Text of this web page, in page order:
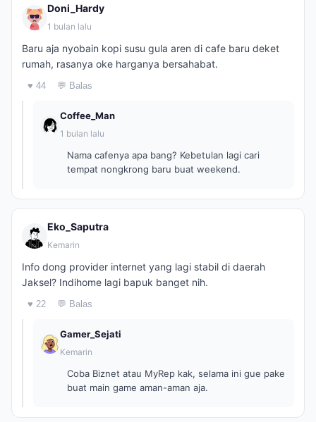
Doni_Hardy
1 bulan lalu
Baru aja nyobain kopi susu gula aren di cafe baru deket
rumah, rasanya oke harganya bersahabat.
♥ 44 💬 Balas
Coffee_Man
1 bulan lalu
Nama cafenya apa bang? Kebetulan lagi cari
tempat nongkrong baru buat weekend.
Eko_Saputra
Kemarin
Info dong provider internet yang lagi stabil di daerah
Jaksel? Indihome lagi bapuk banget nih.
♥ 22 💬 Balas
Gamer_Sejati
Kemarin
Coba Biznet atau MyRep kak, selama ini gue pake
buat main game aman-aman aja.